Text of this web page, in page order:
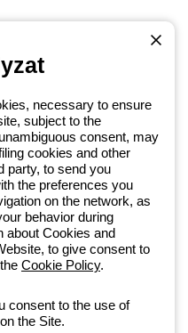
GEWISS Group, within the
we develop integrated
into simplicity, supporting
their needs. Discover more
necessary to ensure
subject to the
consent, may
cookies and other
party, to send you
the preferences you
on the network, as
behavior during
about Cookies and
to give consent to
Cookie Policy.
consent to the use of
the Site.